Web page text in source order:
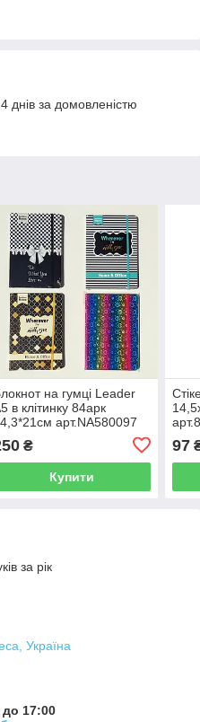
днів за домовленістю
на гумці Leader
в клітинку 84арк
арт.NA580097
₴
Купити
97
за рік
Україна
до 17:00